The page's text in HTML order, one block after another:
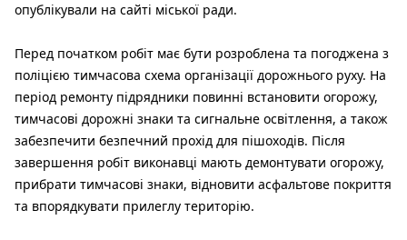
опублікували на сайті міської ради.
Перед початком робіт має бути розроблена та погоджена з
поліцією тимчасова схема організації дорожнього руху. На
період ремонту підрядники повинні встановити огорожу,
тимчасові дорожні знаки та сигнальне освітлення, а також
забезпечити безпечний прохід для пішоходів. Після
завершення робіт виконавці мають демонтувати огорожу,
прибрати тимчасові знаки, відновити асфальтове покриття
та впорядкувати прилеглу територію.